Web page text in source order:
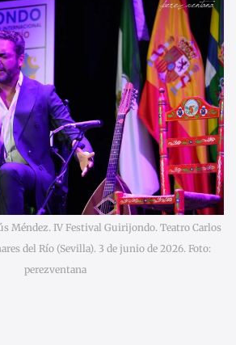
Méndez. IV Festival Guirijondo. Teatro Carlos
del Río (Sevilla). 3 de junio de 2026. Foto:
perezventana